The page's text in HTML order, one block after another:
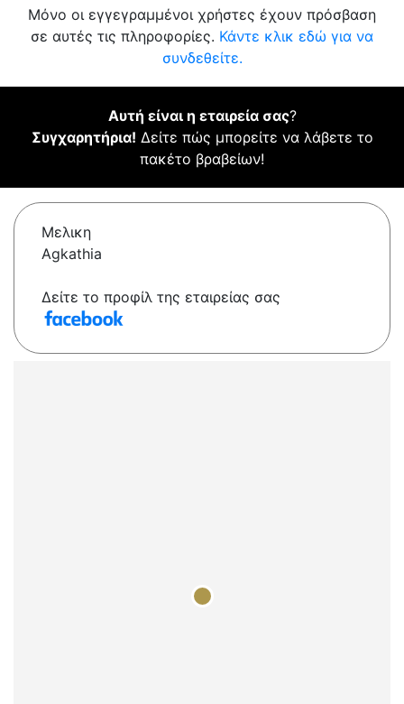
Μόνο οι εγγεγραμμένοι χρήστες έχουν πρόσβαση
σε αυτές τις πληροφορίες. Κάντε κλικ εδώ για να
συνδεθείτε.
Αυτή είναι η εταιρεία σας?
Συγχαρητήρια! Δείτε πώς μπορείτε να λάβετε το
πακέτο βραβείων!
Μελικη
Agkathia
Δείτε το προφίλ της εταιρείας σας